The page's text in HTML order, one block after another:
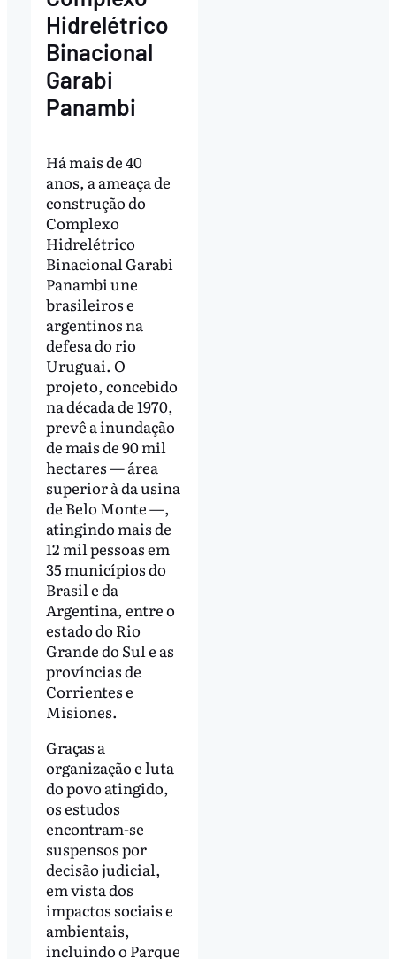
Hidrelétrico
Binacional
Garabi
Panambi
Há mais de 40
anos, a ameaça de
construção do
Complexo
Hidrelétrico
Binacional Garabi
Panambi une
brasileiros e
argentinos na
defesa do rio
Uruguai. O
projeto, concebido
na década de 1970,
prevê a inundação
de mais de 90 mil
hectares — área
superior à da usina
de Belo Monte —,
atingindo mais de
12 mil pessoas em
35 municípios do
Brasil e da
Argentina, entre o
estado do Rio
Grande do Sul e as
províncias de
Corrientes e
Misiones.
Graças a
organização e luta
do povo atingido,
os estudos
encontram-se
suspensos por
decisão judicial,
em vista dos
impactos sociais e
ambientais,
incluindo o Parque